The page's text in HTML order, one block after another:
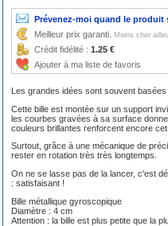
Prévenez-moi quand le produit
Meilleur prix garanti.
Moins cher
Crédit fidélité : 1.25 €
Ajouter à ma liste de favoris
Les grandes idées sont souvent
Cette bille est montée sur un support
les courbes gravées à sa surface
couleurs brillantes renforcent encore cet
Surtout, grâce à une mécanique de
rester en rotation très très longtemps.
On ne se lasse pas de la lancer, c'est
: satisfaisant !
Bille métallique gyroscopique
Diamètre : 4 cm
Attention : la bille est plus petite que la